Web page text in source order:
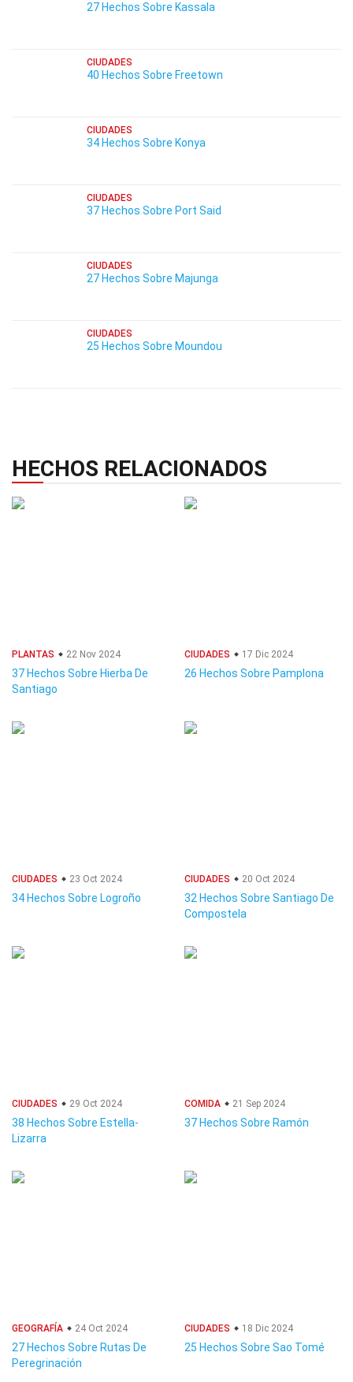
27 Hechos Sobre Kassala
CIUDADES
40 Hechos Sobre Freetown
CIUDADES
34 Hechos Sobre Konya
CIUDADES
37 Hechos Sobre Port Said
CIUDADES
27 Hechos Sobre Majunga
CIUDADES
25 Hechos Sobre Moundou
HECHOS RELACIONADOS
PLANTAS 22 Nov 2024
37 Hechos Sobre Hierba De
Santiago
CIUDADES 17 Dic 2024
26 Hechos Sobre Pamplona
CIUDADES 23 Oct 2024
34 Hechos Sobre Logroño
CIUDADES 20 Oct 2024
32 Hechos Sobre Santiago De
Compostela
CIUDADES 29 Oct 2024
38 Hechos Sobre Estella-
Lizarra
COMIDA 21 Sep 2024
37 Hechos Sobre Ramón
GEOGRAFÍA 24 Oct 2024
27 Hechos Sobre Rutas De
Peregrinación
CIUDADES 18 Dic 2024
25 Hechos Sobre Sao Tomé